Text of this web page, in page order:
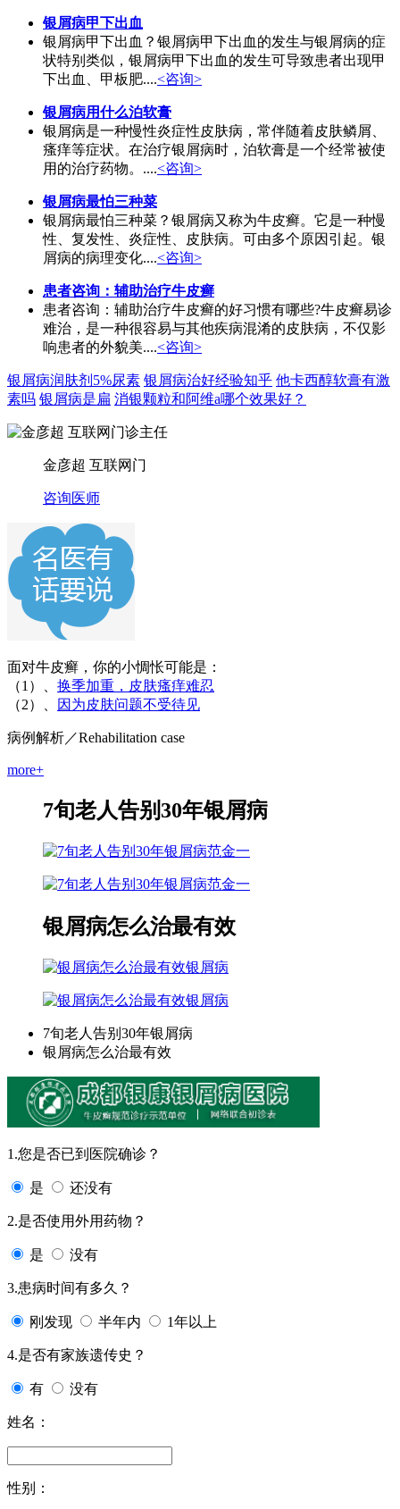
银屑病甲下出血
银屑病甲下出血？银屑病甲下出血的发生与银屑病的症
状特别类似，银屑病甲下出血的发生可导致患者出现甲
下出血、甲板肥....<咨询>
银屑病用什么泊软膏
银屑病是一种慢性炎症性皮肤病，常伴随着皮肤鳞屑、
瘙痒等症状。在治疗银屑病时，泊软膏是一个经常被使
用的治疗药物。....<咨询>
银屑病最怕三种菜
银屑病最怕三种菜？银屑病又称为牛皮癣。它是一种慢
性、复发性、炎症性、皮肤病。可由多个原因引起。银
屑病的病理变化....<咨询>
患者咨询：辅助治疗牛皮癣
患者咨询：辅助治疗牛皮癣的好习惯有哪些?牛皮癣易诊
难治，是一种很容易与其他疾病混淆的皮肤病，不仅影
响患者的外貌美....<咨询>
银屑病润肤剂5%尿素 银屑病治好经验知乎 他卡西醇软膏有激
素吗 银屑病是扁 消银颗粒和阿维a哪个效果好？
金彦超 互联网门
咨询医师
面对牛皮癣，你的小惆怅可能是：
（1）、 换季加重，皮肤瘙痒难忍
（2）、
因为皮肤问题不受待见
病例解析／Rehabilitation case
more+
7旬老人告别30年银屑病
范金一
范金一
银屑病怎么治最有效
银屑病
银屑病
7旬老人告别30年银屑病
银屑病怎么治最有效
1.您是否已到医院确诊？
是 还没有
2.是否使用外用药物？
是 没有
3.患病时间有多久？
刚发现 半年内 1年以上
4.是否有家族遗传史？
有 没有
姓名：
性别：